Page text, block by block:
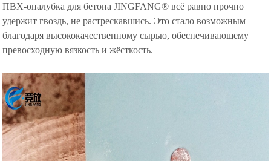
ПВХ-опалубка для бетона JINGFANG® всё равно прочно
удержит гвоздь, не растрескавшись. Это стало возможным
благодаря высококачественному сырью, обеспечивающему
превосходную вязкость и жёсткость.